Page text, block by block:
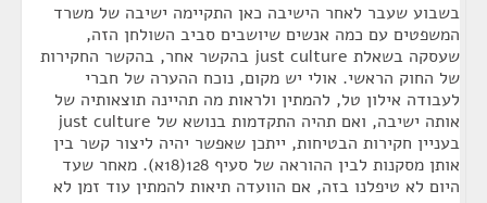
בשבוע שעבר לאחר הישיבה כאן התקיימה ישיבה של משרד
המשפטים עם כמה אנשים שיושבים סביב השולחן הזה,
שעסקה בשאלת just culture בהקשר אחר, בהקשר החקירות
של החוק הראשי. אולי יש מקום, נוכח ההערה של חברי
לעבודה אילון טל, להמתין ולראות מה תהיינה תוצאותיה של
אותה ישיבה, ואם תהיה התקדמות בנושא של just culture
בעניין חקירות הבטיחות, ייתכן שאפשר יהיה ליצור קשר בין
אותן מסקנות לבין ההוראה של סעיף 128(18א). מאחר שעד
היום לא טיפלנו בזה, אם הוועדה תיאות להמתין עוד זמן לא